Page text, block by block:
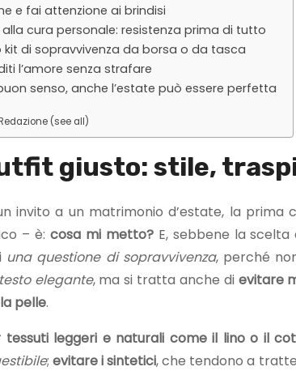
e fai attenzione ai brindisi
cura personale: resistenza prima di tutto
kit di sopravvivenza da borsa o da tasca
l’amore senza strafare
senso, anche l’estate può essere perfetta
(see all)
giusto: stile,
invito a un matrimonio d’estate, la
– è: cosa mi metto?E, sebbene la scelta
una questione di sopravvivenza, perché
elegante, ma si tratta anche di evitare
pelle.
leggeri e naturali come il lino o il
;evitare i sintetici, che tendono a